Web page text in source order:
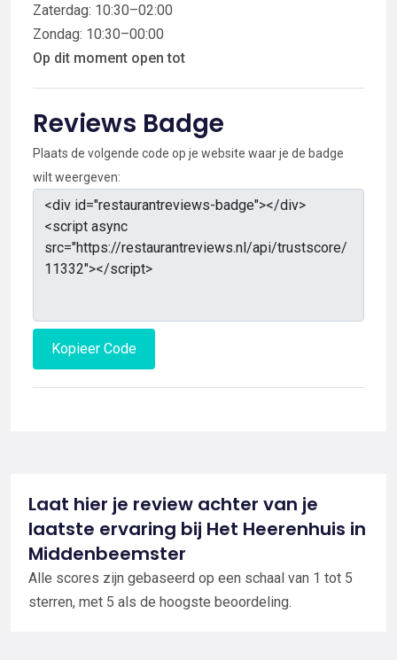
Zaterdag: 10:30–02:00
Zondag: 10:30–00:00
Op dit moment open tot
Reviews Badge
Plaats de volgende code op je website waar je de badge
wilt weergeven:
Kopieer Code
Laat hier je review achter van je
laatste ervaring bij Het Heerenhuis in
Middenbeemster
Alle scores zijn gebaseerd op een schaal van 1 tot 5
sterren, met 5 als de hoogste beoordeling.